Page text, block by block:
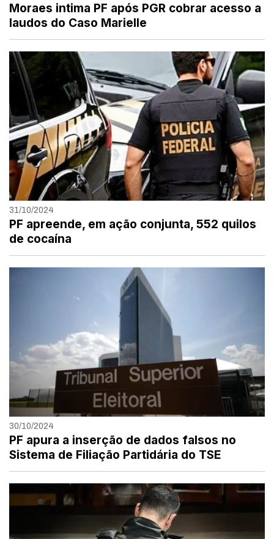
Moraes intima PF após PGR cobrar acesso a
laudos do Caso Marielle
31/10/2024
PF apreende, em ação conjunta, 552 quilos
de cocaína
30/10/2024
PF apura a inserção de dados falsos no
Sistema de Filiação Partidária do TSE